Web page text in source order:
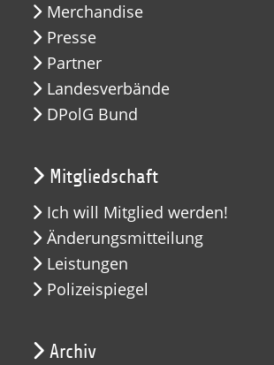
Merchandise
Presse
Partner
Landesverbände
DPolG Bund
Mitgliedschaft
Ich will Mitglied werden!
Änderungsmitteilung
Leistungen
Polizeispiegel
Archiv